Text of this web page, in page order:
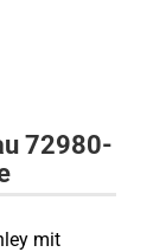
72980-
mit